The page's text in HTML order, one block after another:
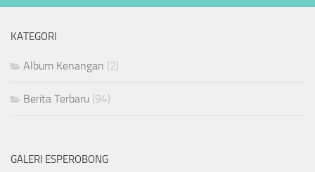
KATEGORI
Album Kenangan (2)
Berita Terbaru (94)
GALERI ESPEROBONG